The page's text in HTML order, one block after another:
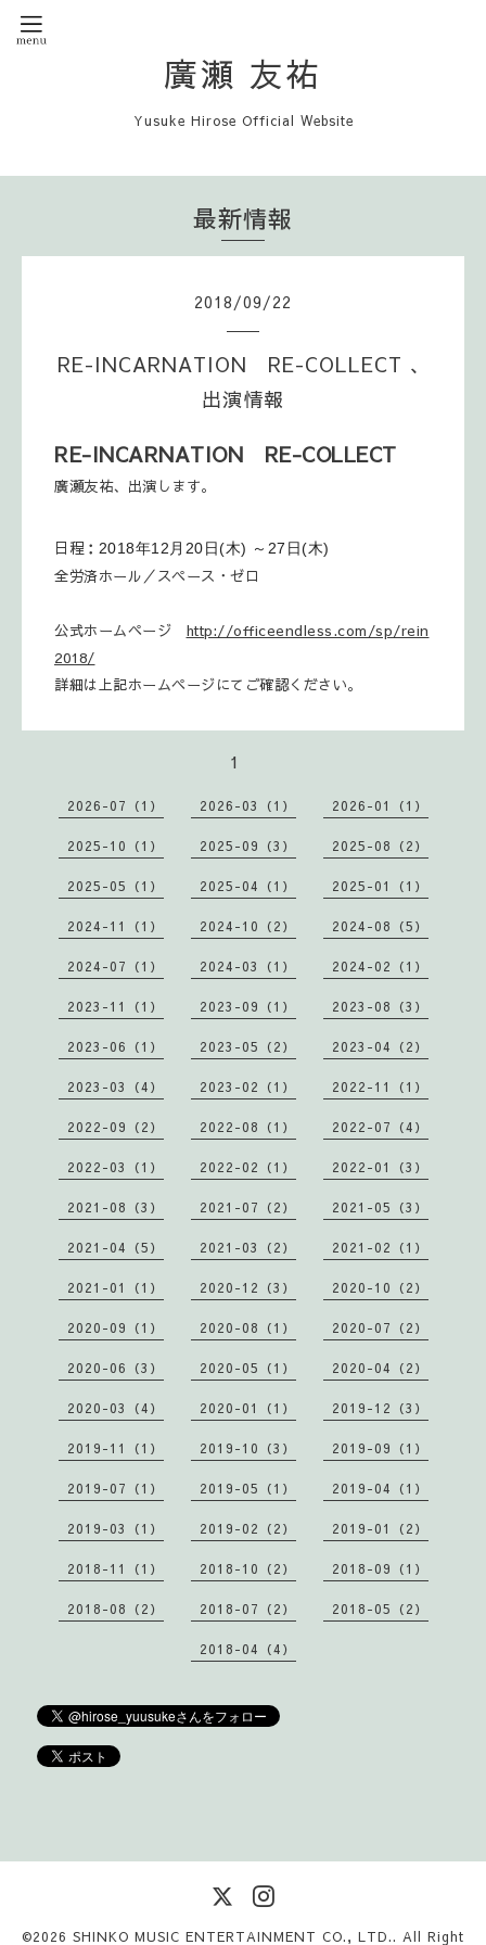
廣瀬 友祐
Yusuke Hirose Official Website
最新情報
2018/09/22
RE-INCARNATION RE-COLLECT 、
出演情報
RE-INCARNATION RE-COLLECT
廣瀬友祐、出演します。
日程： 2018年12月20日(木) ～27日(木)
全労済ホール／スペース・ゼロ
公式ホームページ http://officeendless.com/sp/rein
2018/
詳細は上記ホームページにてご確認ください。
1
2026-07（1） 2026-03（1） 2026-01（1）
2025-10（1） 2025-09（3） 2025-08（2）
2025-05（1） 2025-04（1） 2025-01（1）
2024-11（1） 2024-10（2） 2024-08（5）
2024-07（1） 2024-03（1） 2024-02（1）
2023-11（1） 2023-09（1） 2023-08（3）
2023-06（1） 2023-05（2） 2023-04（2）
2023-03（4） 2023-02（1） 2022-11（1）
2022-09（2） 2022-08（1） 2022-07（4）
2022-03（1） 2022-02（1） 2022-01（3）
2021-08（3） 2021-07（2） 2021-05（3）
2021-04（5） 2021-03（2） 2021-02（1）
2021-01（1） 2020-12（3） 2020-10（2）
2020-09（1） 2020-08（1） 2020-07（2）
2020-06（3） 2020-05（1） 2020-04（2）
2020-03（4） 2020-01（1） 2019-12（3）
2019-11（1） 2019-10（3） 2019-09（1）
2019-07（1） 2019-05（1） 2019-04（1）
2019-03（1） 2019-02（2） 2019-01（2）
2018-11（1） 2018-10（2） 2018-09（1）
2018-08（2） 2018-07（2） 2018-05（2）
2018-04（4）
©2026 SHINKO MUSIC ENTERTAINMENT CO., LTD.. All Right